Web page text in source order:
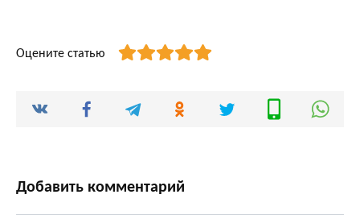
Оцените статью
Добавить комментарий